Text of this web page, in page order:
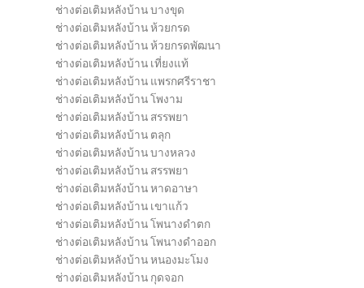
ช่างต่อเติมหลังบ้าน บางขุด
ช่างต่อเติมหลังบ้าน ห้วยกรด
ช่างต่อเติมหลังบ้าน ห้วยกรดพัฒนา
ช่างต่อเติมหลังบ้าน เที่ยงแท้
ช่างต่อเติมหลังบ้าน แพรกศรีราชา
ช่างต่อเติมหลังบ้าน โพงาม
ช่างต่อเติมหลังบ้าน สรรพยา
ช่างต่อเติมหลังบ้าน ตลุก
ช่างต่อเติมหลังบ้าน บางหลวง
ช่างต่อเติมหลังบ้าน สรรพยา
ช่างต่อเติมหลังบ้าน หาดอาษา
ช่างต่อเติมหลังบ้าน เขาแก้ว
ช่างต่อเติมหลังบ้าน โพนางดำตก
ช่างต่อเติมหลังบ้าน โพนางดำออก
ช่างต่อเติมหลังบ้าน หนองมะโมง
ช่างต่อเติมหลังบ้าน กุดจอก